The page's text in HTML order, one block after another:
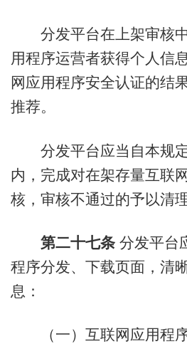
分发平台在上架审核中
用程序运营者获得个人信
网应用程序安全认证的结
推荐。
分发平台应当自本规定
内，完成对在架存量互联
核，审核不通过的予以清理
第二十七条分发平台
程序分发、下载页面，清
息：
（一）互联网应用程序